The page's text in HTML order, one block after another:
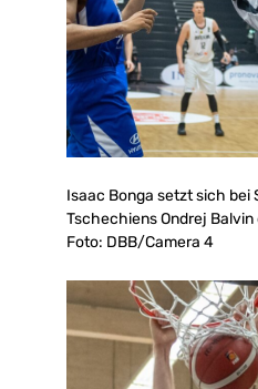
Isaac Bonga setzt sich bei
Tschechiens Ondrej Balvin
Foto: DBB/Camera 4